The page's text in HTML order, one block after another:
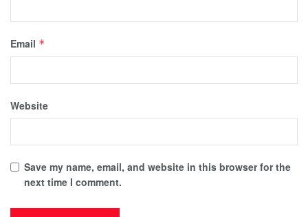
Email *
Website
Save my name, email, and website in this browser for the
next time I comment.